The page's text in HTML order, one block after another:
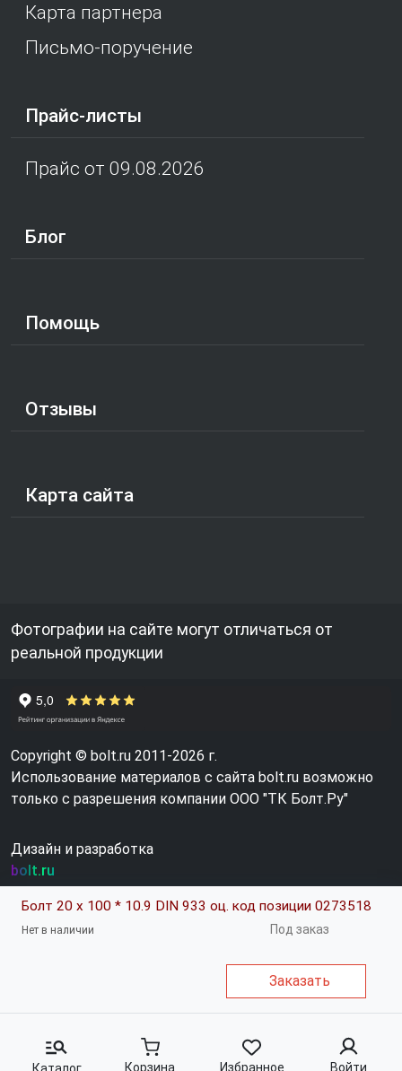
Болт 20 х 100 * 10.9 DIN 933 оц. код позиции 0273518
Нет в наличии Под заказ
Заказать
Карта партнера
Письмо-поручение
Прайс-листы
Прайс от 09.08.2026
Блог
Помощь
Отзывы
Карта сайта
Фотографии на сайте могут отличаться от
реальной продукции
Copyright © bolt.ru 2011-2026 г.
Использование материалов с сайта bolt.ru возможно
только с разрешения компании ООО "ТК Болт.Ру"
Дизайн и разработка
bolt.ru
Корзина Избранное Войти